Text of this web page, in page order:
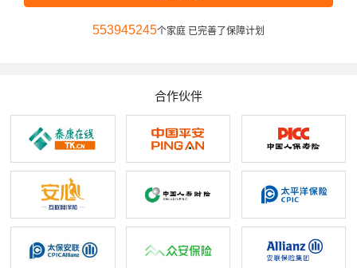
553945245个家庭 已完善了保障计划
合作伙伴